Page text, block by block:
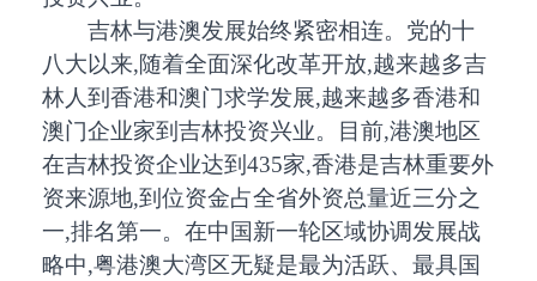
吉林与港澳发展始终紧密相连。党的十
八大以来,随着全面深化改革开放,越来越多吉
林人到香港和澳门求学发展,越来越多香港和
澳门企业家到吉林投资兴业。目前,港澳地区
在吉林投资企业达到435家,香港是吉林重要外
资来源地,到位资金占全省外资总量近三分之
一,排名第一。在中国新一轮区域协调发展战
略中,粤港澳大湾区无疑是最为活跃、最具国